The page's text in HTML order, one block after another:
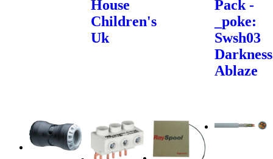
House
Children's
Uk
Pack -
_poke:
Swsh03
Darkness
Ablaze